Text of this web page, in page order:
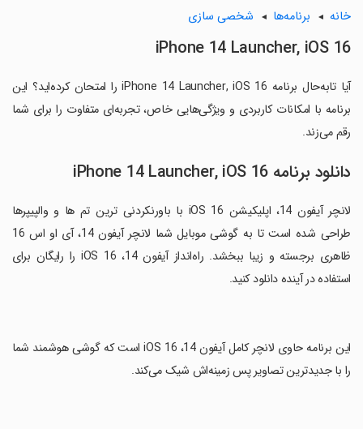
خانه برنامه‌ها شخصی سازی
iPhone 14 Launcher, iOS 16
آیا تابه‌حال برنامه iPhone 14 Launcher, iOS 16 را امتحان کرده‌اید؟ این
برنامه با امکانات کاربردی و ویژگی‌هایی خاص، تجربه‌ای متفاوت را برای شما
رقم می‌زند.
دانلود برنامه iPhone 14 Launcher, iOS 16
لانچر آیفون 14، اپلیکیشن iOS 16 با باورنکردنی ترین تم ها و والپیپرها
طراحی شده است تا به گوشی موبایل شما لانچر آیفون 14، آی او اس 16
ظاهری برجسته و زیبا ببخشد. راه‌انداز آیفون 14، iOS 16 را رایگان برای
استفاده در آینده دانلود کنید.
‏این برنامه حاوی لانچر کامل آیفون 14، iOS 16 است که گوشی هوشمند شما
را با جدیدترین تصاویر پس زمینه‌اش شیک می‌کند.